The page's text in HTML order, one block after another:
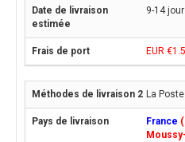
9-14
EUR
La
France